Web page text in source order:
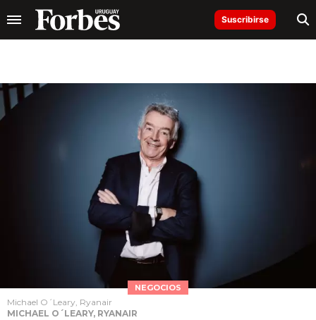
Suscribirse
NEGOCIOS
Michael O´Leary, Ryanair
MICHAEL O´LEARY, RYANAIR